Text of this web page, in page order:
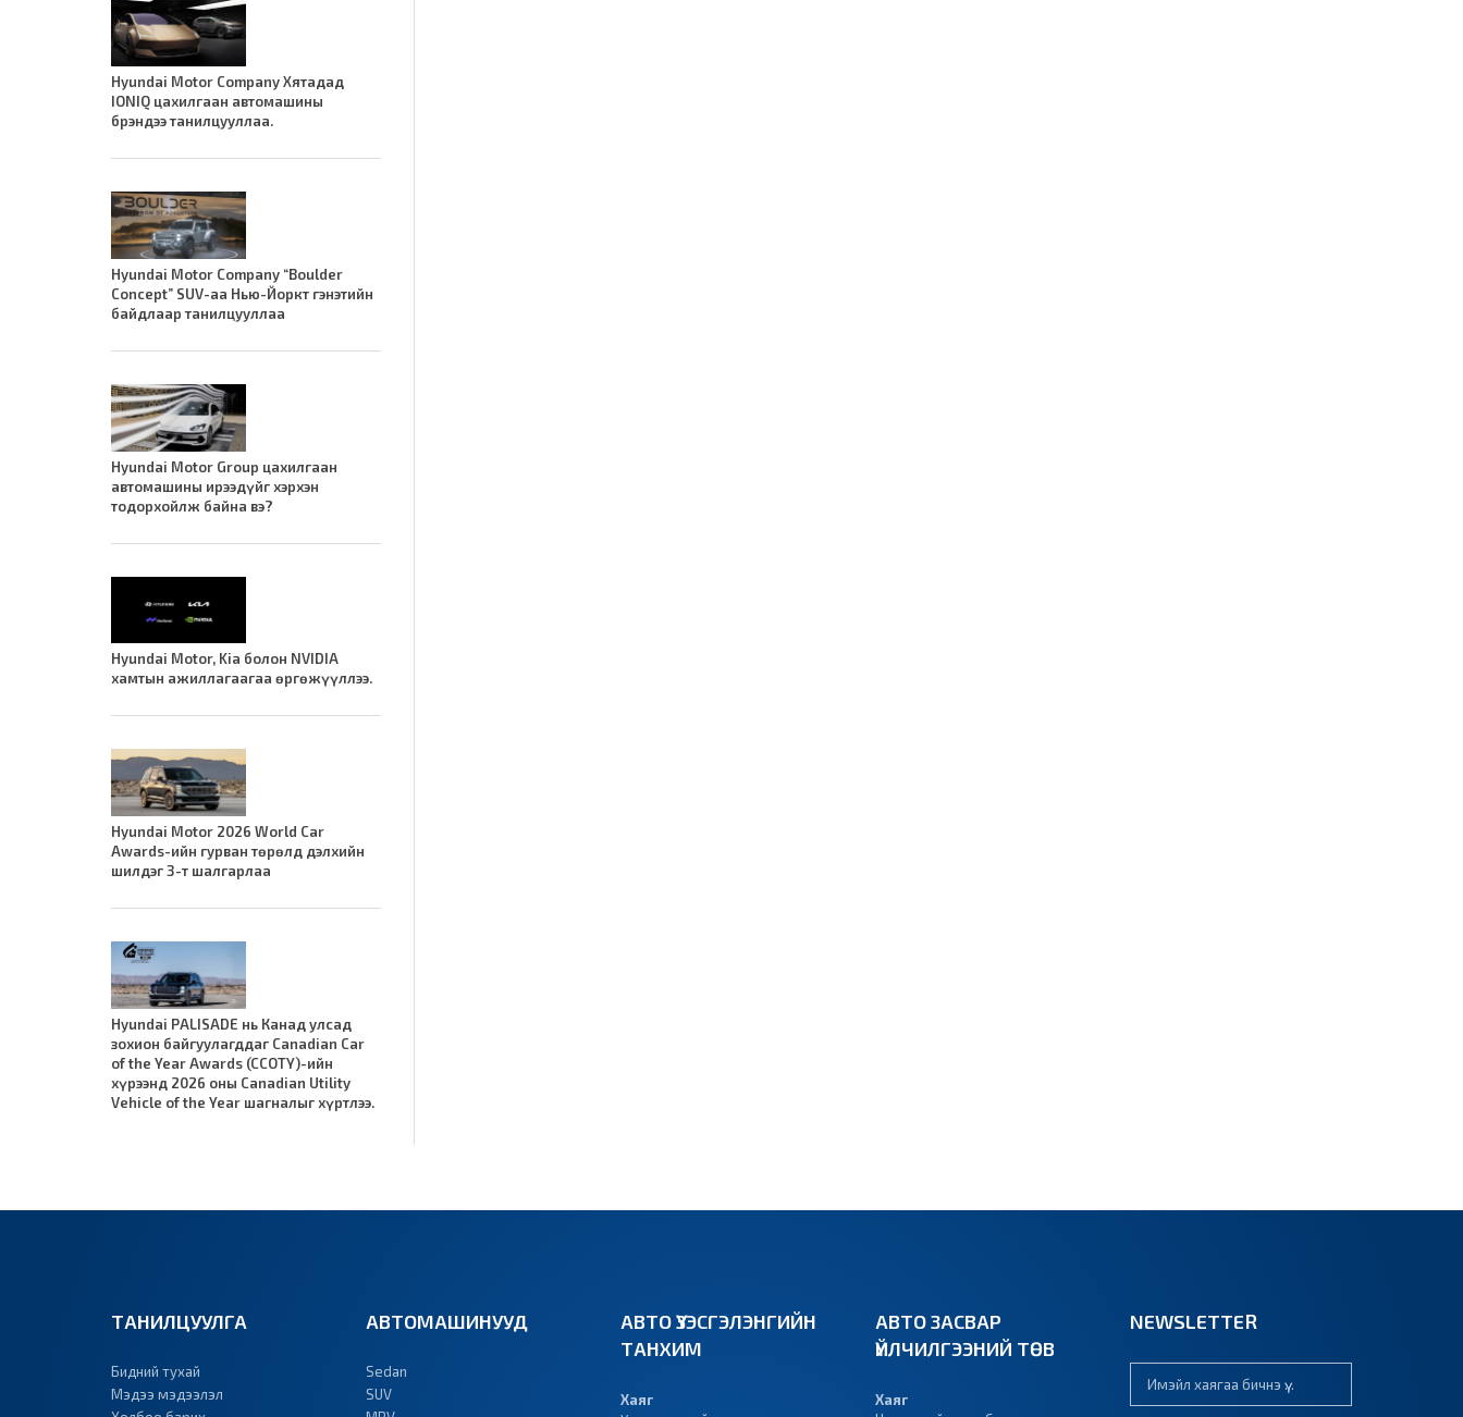
Hyundai Motor Company Хятадад
IONIQ цахилгаан автомашины
брэндээ танилцууллаа.
Hyundai Motor Company “Boulder
Concept” SUV-аа Нью-Йоркт гэнэтийн
байдлаар танилцууллаа
Hyundai Motor Group цахилгаан
автомашины ирээдүйг хэрхэн
тодорхойлж байна вэ?
Hyundai Motor, Kia болон NVIDIA
хамтын ажиллагаагаа өргөжүүллээ.
Hyundai Motor 2026 World Car
Awards-ийн гурван төрөлд дэлхийн
шилдэг 3-т шалгарлаа
Hyundai PALISADE нь Канад улсад
зохион байгуулагддаг Canadian Car
of the Year Awards (CCOTY)-ийн
хүрээнд 2026 оны Canadian Utility
Vehicle of the Year шагналыг хүртлээ.
ТАНИЛЦУУЛГА
Бидний тухай
Мэдээ мэдээлэл
АВТОМАШИНУУД
Sedan
SUV
АВТО ҮЗЭСГЭЛЭНГИЙН
ТАНХИМ
Хаяг
АВТО ЗАСВАР
ҮЙЛЧИЛГЭЭНИЙ ТӨВ
Хаяг
NEWSLETTER